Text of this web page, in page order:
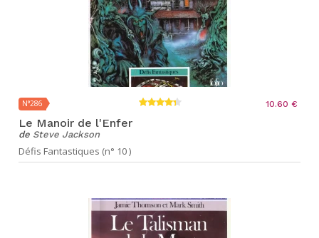
N°286 10.60 €
Le Manoir de l'Enfer
de Steve Jackson
Défis Fantastiques (n° 10 )